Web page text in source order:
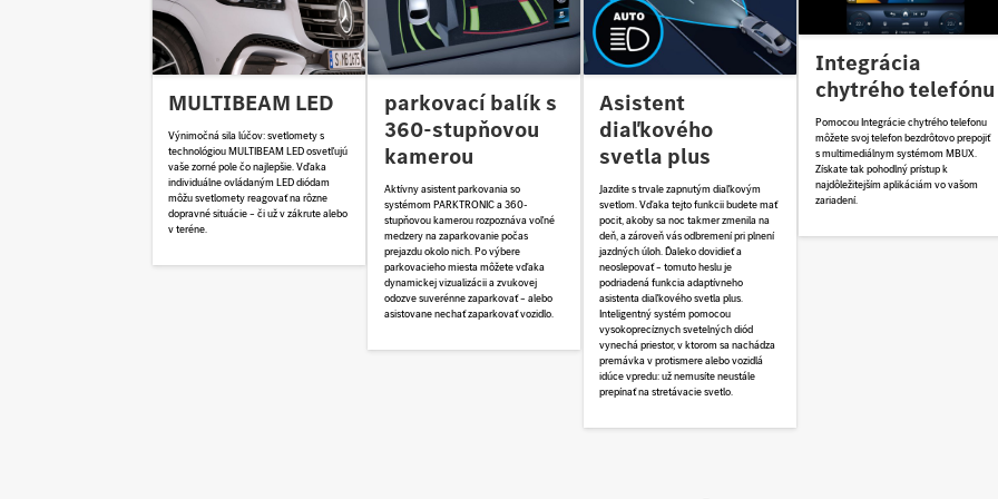
MULTIBEAM LED
Výnimočná sila lúčov: svetlomety s
technológiou MULTIBEAM LED osvetľujú
vaše zorné pole čo najlepšie. Vďaka
individuálne ovládaným LED diódam
môžu svetlomety reagovať na rôzne
dopravné situácie – či už v zákrute alebo
v teréne.
parkovací balík s
360-stupňovou
kamerou
Aktívny asistent parkovania so
systémom PARKTRONIC a 360-
stupňovou kamerou rozpoznáva voľné
medzery na zaparkovanie počas
prejazdu okolo nich. Po výbere
parkovacieho miesta môžete vďaka
dynamickej vizualizácii a zvukovej
odozve suverénne zaparkovať – alebo
asistovane nechať zaparkovať vozidlo.
Asistent
diaľkového
svetla plus
Jazdite s trvale zapnutým diaľkovým
svetlom. Vďaka tejto funkcii budete mať
pocit, akoby sa noc takmer zmenila na
deň, a zároveň vás odbremení pri plnení
jazdných úloh. Ďaleko dovidieť a
neoslepovať – tomuto heslu je
podriadená funkcia adaptívneho
asistenta diaľkového svetla plus.
Inteligentný systém pomocou
vysokoprecíznych svetelných diód
vynechá priestor, v ktorom sa nachádza
premávka v protismere alebo vozidlá
idúce vpredu: už nemusíte neustále
prepínať na stretávacie svetlo.
Integrácia
chytrého telefónu
Pomocou Integrácie chytrého telefonu
môžete svoj telefon bezdrôtovo prepojiť
s multimediálnym systémom MBUX.
Získate tak pohodlný prístup k
najdôležitejším aplikáciám vo vašom
zariadení.